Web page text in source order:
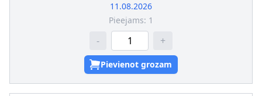
11.08.2026
Pieejams: 1
- +
Pievienot grozam